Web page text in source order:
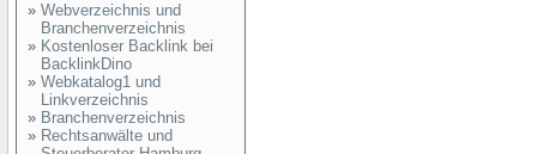
» Webverzeichnis und
Branchenverzeichnis
» Kostenloser Backlink bei
BacklinkDino
» Webkatalog1 und
Linkverzeichnis
» Branchenverzeichnis
» Rechtsanwälte und